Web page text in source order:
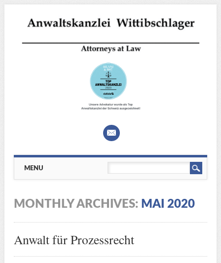
Main menu
MENU
MONTHLY ARCHIVES: MAI 2020
Anwalt für Prozessrecht